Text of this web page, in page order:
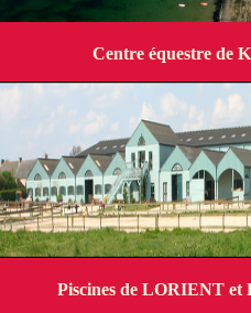
Centre équestre de
Piscines de LORIENT